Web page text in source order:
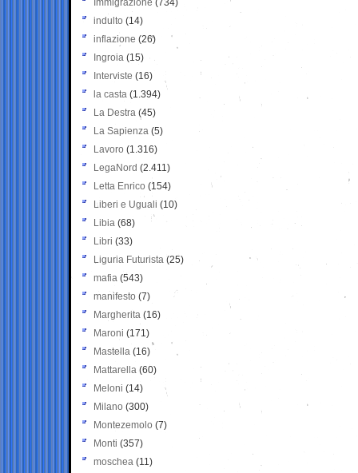
Immigrazione (734)
indulto (14)
inflazione (26)
Ingroia (15)
Interviste (16)
la casta (1.394)
La Destra (45)
La Sapienza (5)
Lavoro (1.316)
LegaNord (2.411)
Letta Enrico (154)
Liberi e Uguali (10)
Libia (68)
Libri (33)
Liguria Futurista (25)
mafia (543)
manifesto (7)
Margherita (16)
Maroni (171)
Mastella (16)
Mattarella (60)
Meloni (14)
Milano (300)
Montezemolo (7)
Monti (357)
moschea (11)